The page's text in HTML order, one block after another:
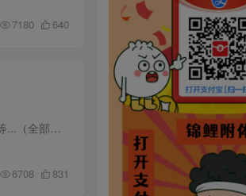
7180 640
最新无水印课程资源 长期更新 【站长运营资料】最新自用引流实战视频，网盘批量管理软件，网站设置等...（全部更新在这里）
6708 831